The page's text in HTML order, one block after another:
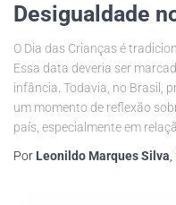
Desigualdade
O Dia das Crianças é
Essa data deveria ser
infância. Todavia, no Brasil,
um momento de reflexão
país, especialmente em
Por Leonildo Marques Silva,